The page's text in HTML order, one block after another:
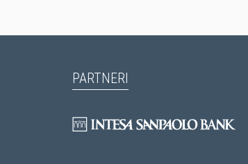
PARTNERI